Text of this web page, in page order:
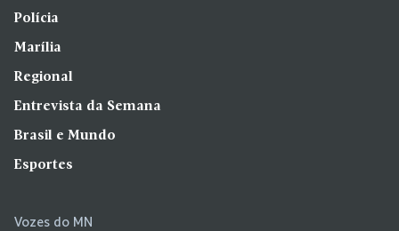
Polícia
Marília
Regional
Entrevista da Semana
Brasil e Mundo
Esportes
Vozes do MN